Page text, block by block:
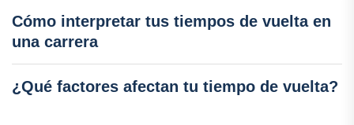
Cómo interpretar tus tiempos de vuelta en
una carrera
¿Qué factores afectan tu tiempo de vuelta?